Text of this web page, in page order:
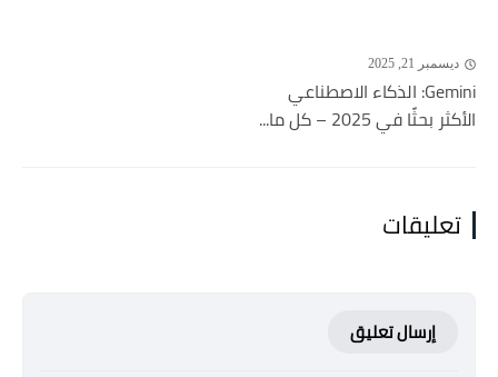
ديسمبر 21, 2025
Gemini: الذكاء الاصطناعي
الأكثر بحثًا في 2025 – كل ما...
تعليقات
إرسال تعليق